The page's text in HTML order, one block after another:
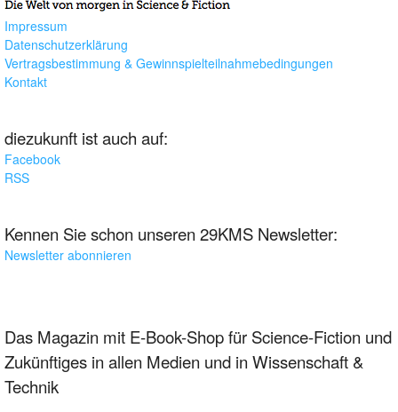
Impressum
Datenschutzerklärung
Vertragsbestimmung & Gewinnspielteilnahmebedingungen
Kontakt
diezukunft ist auch auf:
Facebook
RSS
Kennen Sie schon unseren 29KMS Newsletter:
Newsletter abonnieren
Das Magazin mit E-Book-Shop für Science-Fiction und
Zukünftiges in allen Medien und in Wissenschaft &
Technik